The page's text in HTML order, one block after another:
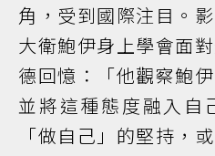
角，受到國際注目。
大衛鮑伊身上學會面
德回憶：「他觀察鮑
並將這種態度融入自
「做自己」的堅持，